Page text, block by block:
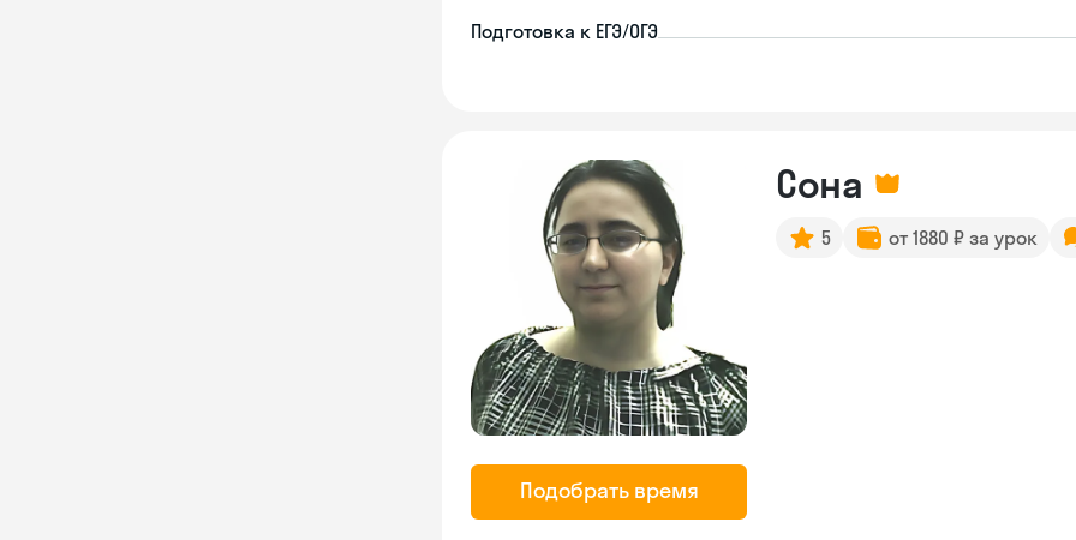
Подготовка к ЕГЭ/ОГЭ
Подобрать время
Сона
5 от 1880 ₽ за урок